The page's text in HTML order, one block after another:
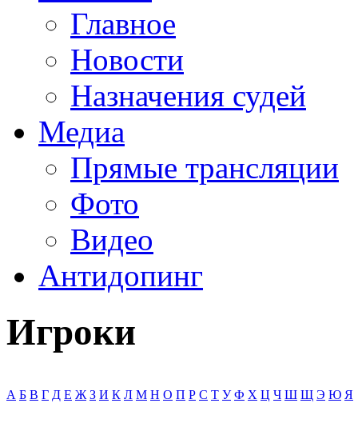
Главное
Новости
Назначения судей
Медиа
Прямые трансляции
Фото
Видео
Антидопинг
Игроки
А Б В Г Д Е Ж З И К Л М Н О П Р С Т У Ф Х Ц Ч Ш Щ Э Ю Я